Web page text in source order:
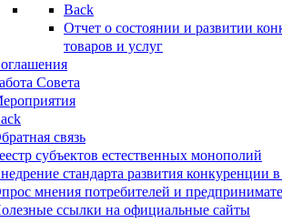
Back
Отчет о состоянии и развитии
товаров и услуг
Совета
связь
субъектов естественных монополий
стандарта развития конкуренции
мнения потребителей и
ссылки на официальные сайты